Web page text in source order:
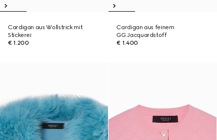
Cardigan aus Wollstrick mit
Stickerei
€ 1.200
Cardigan aus feinem
GG Jacquardstoff
€ 1.400